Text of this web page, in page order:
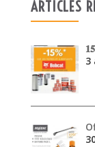
ARTICLES
3